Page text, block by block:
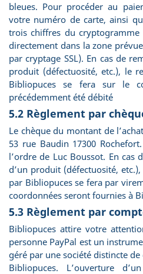
bleues. Pour procéder au
votre numéro de carte, ainsi
trois chiffres du
directement dans la zone
par cryptage SSL). En cas de
produit (défectuosité, etc.), le
Bibliopuces se fera sur le
précédemment été débité
5.2 Règlement par
Le chèque du montant de
53 rue Baudin 17300
l’ordre de Luc Boussot. En cas
d’un produit (défectuosité,
par Bibliopuces se fera par
coordonnées seront fournies à
5.3 Règlement par
Bibliopuces attire votre
personne PayPal est un
géré par une société distincte
Bibliopuces. L’ouverture